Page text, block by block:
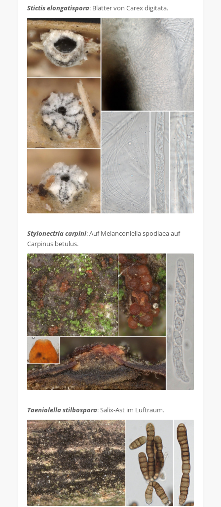
Stictis elongatispora: Blätter von Carex digitata.
Stylonectria carpini: Auf Melanconiella spodiaea auf
Carpinus betulus.
Taeniolella stilbospora: Salix-Ast im Luftraum.